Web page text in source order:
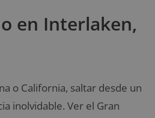
en Interlaken,
o California, saltar desde un
inolvidable. Ver el Gran